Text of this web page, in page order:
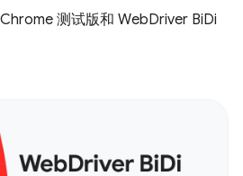
测试版和 WebDriver BiDi